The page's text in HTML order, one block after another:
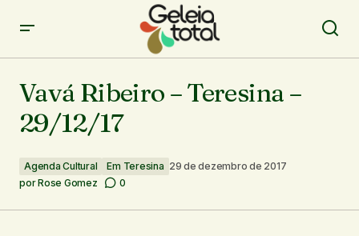
Vavá Ribeiro – Teresina –
29/12/17
Agenda Cultural Em Teresina 29 de dezembro de 2017
porRose Gomez 0